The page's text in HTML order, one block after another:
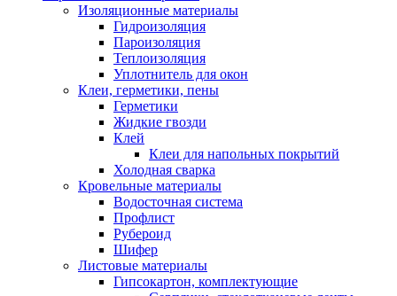
Изоляционные материалы
Гидроизоляция
Пароизоляция
Теплоизоляция
Уплотнитель для окон
Клеи, герметики, пены
Герметики
Жидкие гвозди
Клей
Клеи для напольных покрытий
Холодная сварка
Кровельные материалы
Водосточная система
Профлист
Рубероид
Шифер
Листовые материалы
Гипсокартон, комплектующие